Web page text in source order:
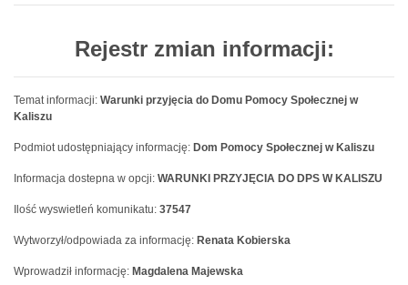
Rejestr zmian informacji:
Temat informacji: Warunki przyjęcia do Domu Pomocy Społecznej w
Kaliszu
Podmiot udostępniający informację: Dom Pomocy Społecznej w Kaliszu
Informacja dostepna w opcji: WARUNKI PRZYJĘCIA DO DPS W KALISZU
Ilość wyswietleń komunikatu: 37547
Wytworzył/odpowiada za informację: Renata Kobierska
Wprowadził informację: Magdalena Majewska